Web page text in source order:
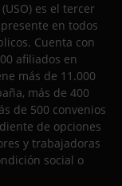
es el tercer
en todos
Cuenta con
afiliados en
más de 11.000
más de 400
de 500 convenios
de opciones
y trabajadoras
social o